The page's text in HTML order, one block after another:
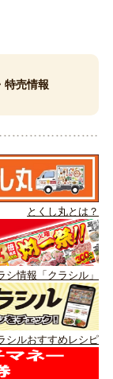
特売情報
とくし丸とは？
シ情報「クラシル」
シルおすすめレシピ